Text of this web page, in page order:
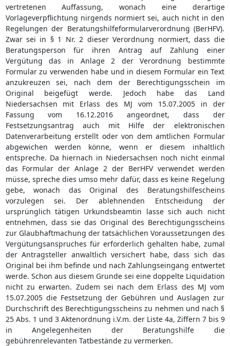
vertretenen Auffassung, wonach eine derartige
Vorlageverpflichtung nirgends normiert sei, auch nicht in den
Regelungen der Beratungshilfeformularverordnung (BerHFV).
Zwar sei in § 1 Nr. 2 dieser Verordnung normiert, dass die
Beratungsperson für ihren Antrag auf Zahlung einer
Vergütung das in Anlage 2 der Verordnung bestimmte
Formular zu verwenden habe und in diesem Formular ein Text
anzukreuzen sei, nach dem der Berechtigungsschein im
Original beigefügt werde. Jedoch habe das Land
Niedersachsen mit Erlass des MJ vom 15.07.2005 in der
Fassung vom 16.12.2016 angeordnet, dass der
Festsetzungsantrag auch mit Hilfe der elektronischen
Datenverarbeitung erstellt oder von dem amtlichen Formular
abgewichen werden könne, wenn er diesem inhaltlich
entspreche. Da hiernach in Niedersachsen noch nicht einmal
das Formular der Anlage 2 der BerHFV verwendet werden
müsse, spreche dies umso mehr dafür, dass es keine Regelung
gebe, wonach das Original des Beratungshilfescheins
vorzulegen sei. Der ablehnenden Entscheidung der
ursprünglich tätigen Urkundsbeamtin lasse sich auch nicht
entnehmen, dass sie das Original des Berechtigungsscheins
zur Glaubhaftmachung der tatsächlichen Voraussetzungen des
Vergütungsanspruches für erforderlich gehalten habe, zumal
der Antragsteller anwaltlich versichert habe, dass sich das
Original bei ihm befinde und nach Zahlungseingang entwertet
werde. Schon aus diesem Grunde sei eine doppelte Liquidation
nicht zu erwarten. Zudem sei nach dem Erlass des MJ vom
15.07.2005 die Festsetzung der Gebühren und Auslagen zur
Durchschrift des Berechtigungsscheins zu nehmen und nach §
25 Abs. 1 und 3 Aktenordnung i.V.m. der Liste 4a, Ziffern 7 bis 9
in Angelegenheiten der Beratungshilfe die
gebührenrelevanten Tatbestände zu vermerken.